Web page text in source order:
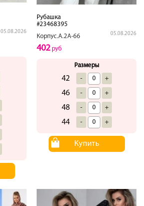
05.08.2026
Рубашка
#23468395
Корпус.А.2А-66
05.08.2026
402руб
Размеры
42 - +
46 - +
48 - +
44 - +
Купить